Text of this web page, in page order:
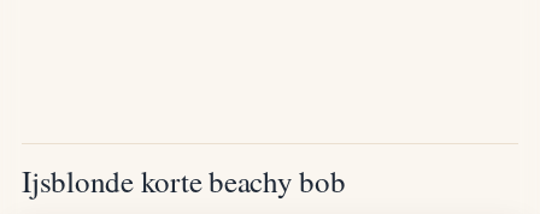
Ijsblonde korte beachy bob